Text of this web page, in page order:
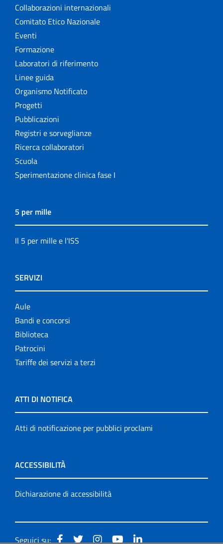
Collaborazioni internazionali
Comitato Etico Nazionale
Eventi
Formazione
Laboratori di riferimento
Linee guida
Organismo Notificato
Progetti
Pubblicazioni
Registri e sorveglianze
Ricerca collaboratori
Scuola
Sperimentazione clinica fase I
5 per mille
Il 5 per mille e l'ISS
SERVIZI
Aule
Bandi e concorsi
Biblioteca
Patrocini
Tariffe dei servizi a terzi
ATTI DI NOTIFICA
Atti di notificazione per pubblici proclami
ACCESSIBILITÀ
Dichiarazione di accessibilità
Seguici su: